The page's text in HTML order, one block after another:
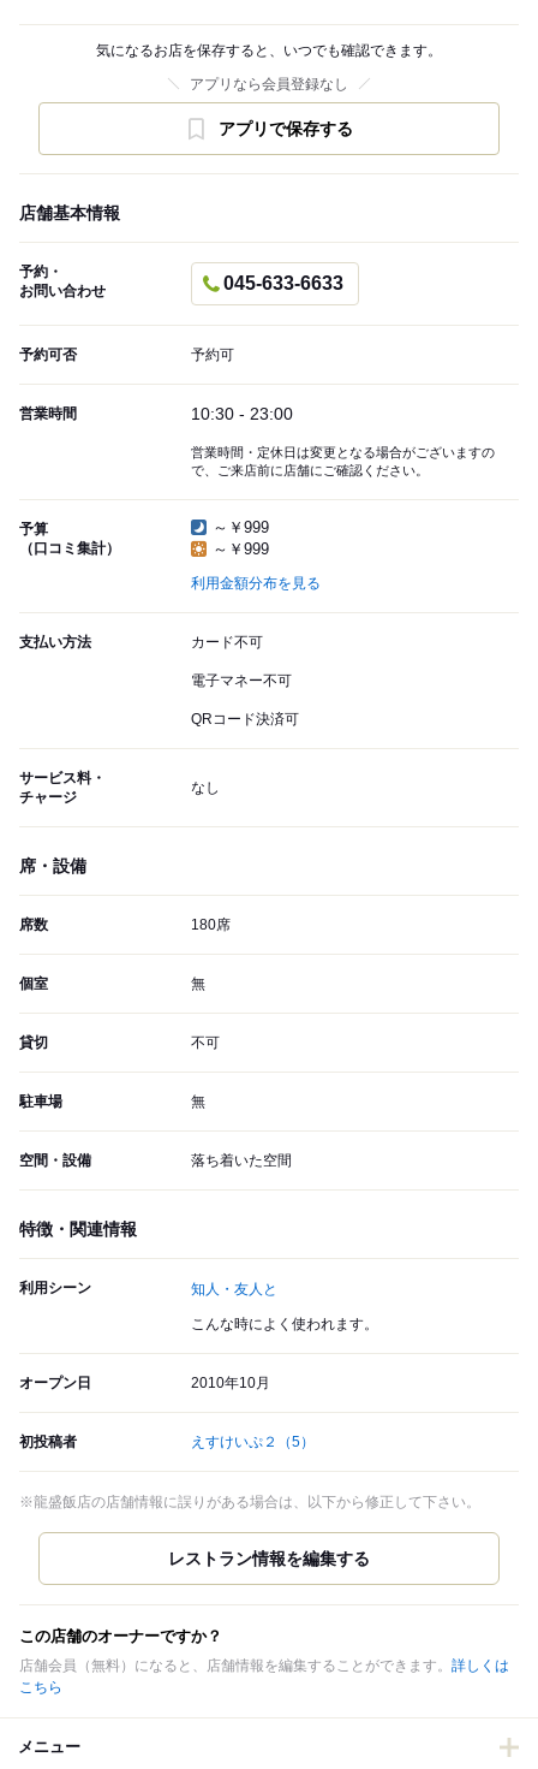
気になるお店を保存すると、いつでも確認できます。
アプリなら会員登録なし
アプリで保存する
店舗基本情報
予約・
お問い合わせ
045-633-6633
予約可否 予約可
営業時間 10:30 - 23:00
営業時間・定休日は変更となる場合がございますの
で、ご来店前に店舗にご確認ください。
予算
（口コミ集計）
～￥999
～￥999
利用金額分布を見る
支払い方法 カード不可
電子マネー不可
QRコード決済可
サービス料・
チャージ
なし
席・設備
席数 180席
個室 無
貸切 不可
駐車場 無
空間・設備 落ち着いた空間
特徴・関連情報
利用シーン 知人・友人と
こんな時によく使われます。
オープン日 2010年10月
初投稿者 えすけいぷ２ （5）
※龍盛飯店の店舗情報に誤りがある場合は、以下から修正して下さい。
この店舗のオーナーですか？
店舗会員（無料）になると、店舗情報を編集することができます。 詳しくは
こちら
メニュー